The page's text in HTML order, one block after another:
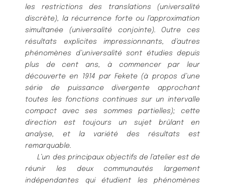
les restrictions des translations (universalité
discrète), la récurrence forte ou l’approximation
simultanée (universalité conjointe). Outre ces
résultats explicites impressionnants, d’autres
phénomènes d’universalité sont étudies depuis
plus de cent ans, à commencer par leur
découverte en 1914 par Fekete (à propos d’une
série de puissance divergente approchant
toutes les fonctions continues sur un intervalle
compact avec ses sommes partielles); cette
direction est toujours un sujet brûlant en
analyse, et la variété des résultats est
remarquable.
L’un des principaux objectifs de l’atelier est de
réunir les deux communautés largement
indépendantes qui étudient les phénomènes